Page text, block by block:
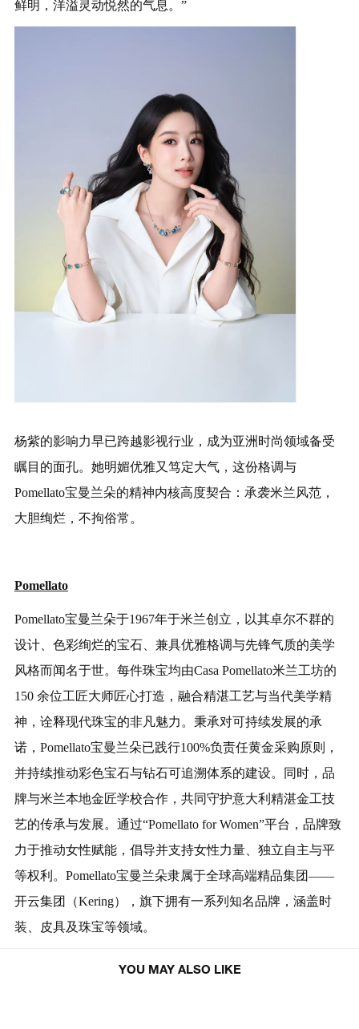
鲜明，洋溢灵动悦然的气息。”
杨紫的影响力早已跨越影视行业，成为亚洲时尚领域备受
瞩目的面孔。她明媚优雅又笃定大气，这份格调与
Pomellato宝曼兰朵的精神内核高度契合：承袭米兰风范，
大胆绚烂，不拘俗常。
Pomellato
Pomellato宝曼兰朵于1967年于米兰创立，以其卓尔不群的
设计、色彩绚烂的宝石、兼具优雅格调与先锋气质的美学
风格而闻名于世。每件珠宝均由Casa Pomellato米兰工坊的
150 余位工匠大师匠心打造，融合精湛工艺与当代美学精
神，诠释现代珠宝的非凡魅力。秉承对可持续发展的承
诺，Pomellato宝曼兰朵已践行100%负责任黄金采购原则，
并持续推动彩色宝石与钻石可追溯体系的建设。同时，品
牌与米兰本地金匠学校合作，共同守护意大利精湛金工技
艺的传承与发展。通过“Pomellato for Women”平台，品牌致
力于推动女性赋能，倡导并支持女性力量、独立自主与平
等权利。Pomellato宝曼兰朵隶属于全球高端精品集团——
开云集团（Kering），旗下拥有一系列知名品牌，涵盖时
装、皮具及珠宝等领域。
YOU MAY ALSO LIKE
型自天成 风度有序｜LI-NING 1990
携手肖战呈献CLUB俱乐部系列